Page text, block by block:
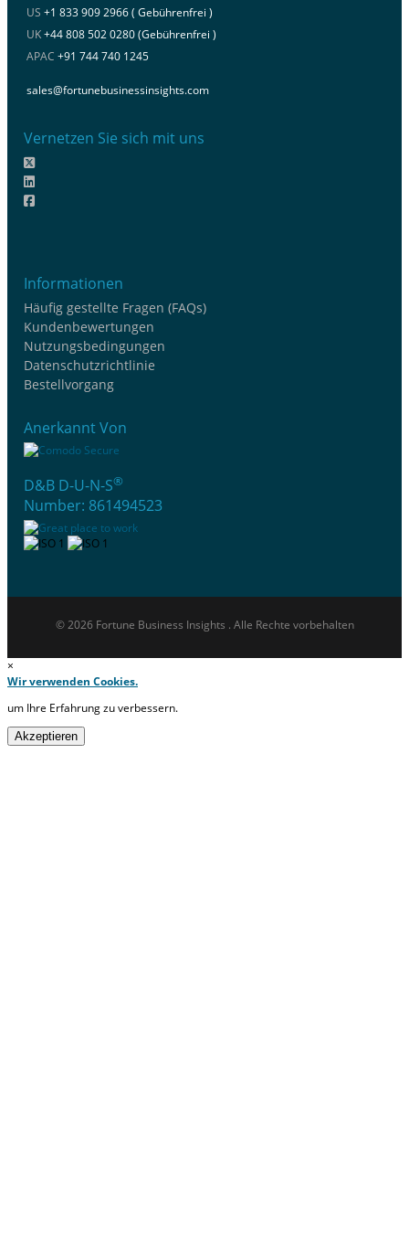
US +1 833 909 2966 ( Gebührenfrei )
UK+44 808 502 0280 (Gebührenfrei )
APAC +91 744 740 1245
sales@fortunebusinessinsights.com
Vernetzen Sie sich mit uns
Informationen
Häufig gestellte Fragen (FAQs)
Kundenbewertungen
Nutzungsbedingungen
Datenschutzrichtlinie
Bestellvorgang
Anerkannt Von
D&B D-U-N-S®
Number: 861494523
© 2026 Fortune Business Insights . Alle Rechte vorbehalten
×
Wir verwenden Cookies.
um Ihre Erfahrung zu verbessern.
Akzeptieren